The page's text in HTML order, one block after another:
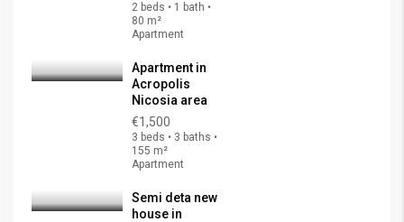
2 beds • 1 bath •
80 m²
Apartment
Apartment in
Acropolis
Nicosia area
€1,500
3 beds • 3 baths •
155 m²
Apartment
Semi deta new
house in